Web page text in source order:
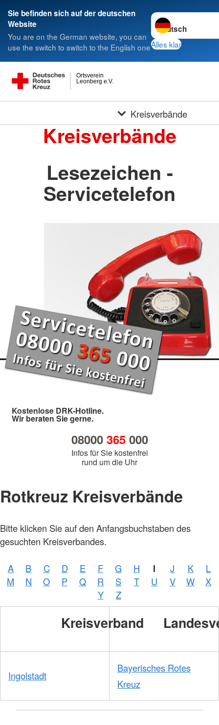
Sie befinden sich auf der deutschen
Website
You are on the German website, you can
use the switch to switch to the English one
Sprache wechseln
Alles klar
Leonberg e.V.
Ortsverein
Kreisverbände
Kreisverbände
Lesezeichen -
Servicetelefon
Kostenlose DRK-Hotline.
Wir beraten Sie gerne.
08000 365000
Infos für Sie kostenfrei
rund um die Uhr
Rotkreuz Kreisverbände
Bitte klicken Sie auf den Anfangsbuchstaben des
gesuchten Kreisverbandes.
A B C D E F G H I J K
L
M
N O P Q R S T U V W
X
Y
Z
Kreisverband
Ingolstadt
Bayerisches Rotes
Kreuz